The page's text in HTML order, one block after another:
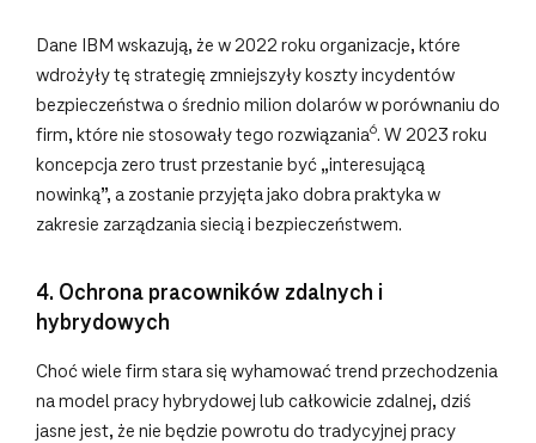
Dane IBM wskazują, że w 2022 roku organizacje, które
wdrożyły tę strategię zmniejszyły koszty incydentów
bezpieczeństwa o średnio milion dolarów w porównaniu do
firm, które nie stosowały tego rozwiązania6. W 2023 roku
koncepcja zero trust przestanie być „interesującą
nowinką”, a zostanie przyjęta jako dobra praktyka w
zakresie zarządzania siecią i bezpieczeństwem.
4. Ochrona pracowników zdalnych i
hybrydowych
Choć wiele firm stara się wyhamować trend przechodzenia
na model pracy hybrydowej lub całkowicie zdalnej, dziś
jasne jest, że nie będzie powrotu do tradycyjnej pracy